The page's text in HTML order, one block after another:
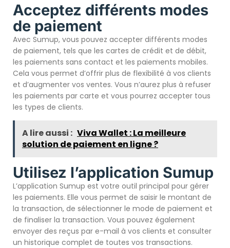
Acceptez différents modes
de paiement
Avec Sumup, vous pouvez accepter différents modes
de paiement, tels que les cartes de crédit et de débit,
les paiements sans contact et les paiements mobiles.
Cela vous permet d’offrir plus de flexibilité à vos clients
et d’augmenter vos ventes. Vous n’aurez plus à refuser
les paiements par carte et vous pourrez accepter tous
les types de clients.
A lire aussi : Viva Wallet : La meilleure
solution de paiement en ligne ?
Utilisez l’application Sumup
L’application Sumup est votre outil principal pour gérer
les paiements. Elle vous permet de saisir le montant de
la transaction, de sélectionner le mode de paiement et
de finaliser la transaction. Vous pouvez également
envoyer des reçus par e-mail à vos clients et consulter
un historique complet de toutes vos transactions.